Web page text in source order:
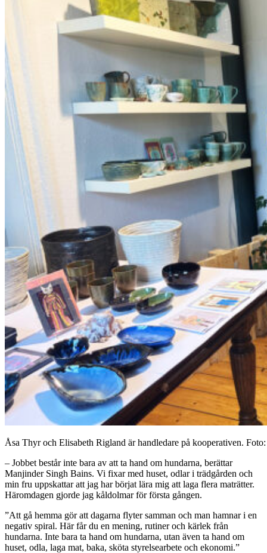
Åsa Thyr och Elisabeth Rigland är handledare på kooperativen.
– Jobbet består inte bara av att ta hand om hundarna, berättar
Manjinder Singh Bains. Vi fixar med huset, odlar i trädgården och
min fru uppskattar att jag har börjat lära mig att laga flera maträtter.
Häromdagen gjorde jag kåldolmar för första gången.
”Att gå hemma gör att dagarna flyter samman och man hamnar i en
negativ spiral. Här får du en mening, rutiner och kärlek från
hundarna. Inte bara ta hand om hundarna, utan även ta hand om
huset, odla, laga mat, baka, sköta styrelsearbete och ekonomi.”